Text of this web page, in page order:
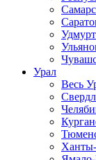
Урал
Весь